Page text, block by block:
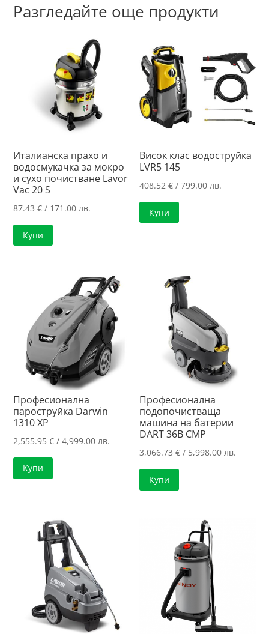
Разгледайте още продукти
Италианска прахо и
водосмукачка за мокро
и сухо почистване Lavor
Vac 20 S
87.43€ / 171.00 лв.
Купи
Висок клас водоструйка
LVR5 145
408.52€ / 799.00 лв.
Купи
Професионална
пароструйка Darwin
1310 XP
2,555.95€ / 4,999.00 лв.
Купи
Професионална
подопочистваща
машина на батерии
DART 36B CMP
3,066.73€ / 5,998.00 лв.
Купи